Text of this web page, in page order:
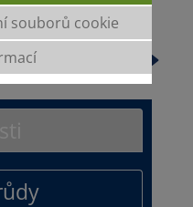
souborů cookie